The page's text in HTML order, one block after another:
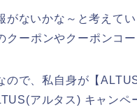
がないかな～と考えて
クーポンやクーポンコ
ので、私自身が【
アルタス) キャン